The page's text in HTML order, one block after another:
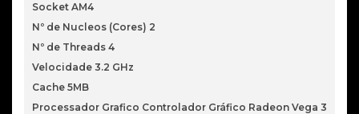
Socket AM4
Nº de Nucleos (Cores) 2
Nº de Threads 4
Velocidade 3.2 GHz
Cache 5MB
Processador Grafico Controlador Gráfico Radeon Vega 3